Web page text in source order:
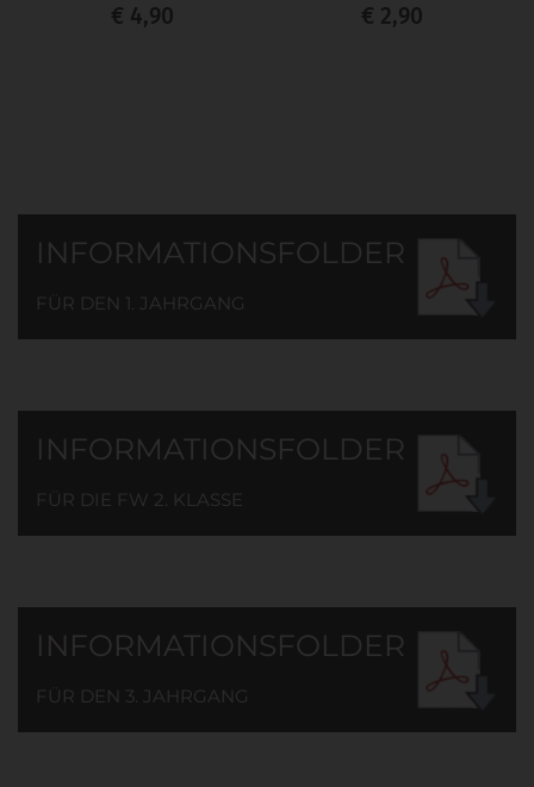
€ 4,90
€ 2,90
INFORMATIONSFOLDER
FÜR DEN 1. JAHRGANG
INFORMATIONSFOLDER
FÜR DIE FW 2. KLASSE
INFORMATIONSFOLDER
FÜR DEN 3. JAHRGANG